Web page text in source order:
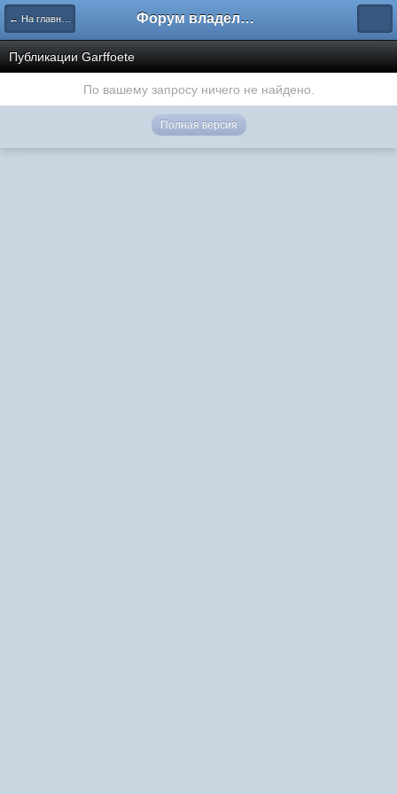
← На главную Форум владельцев интернет-магазинов
Публикации Garffoete
По вашему запросу ничего не найдено.
Полная версия